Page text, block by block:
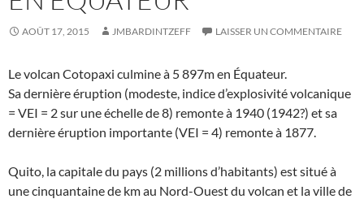
AOÛT 17, 2015 JMBARDINTZEFF LAISSER UN COMMENTAIRE
Le volcan Cotopaxi culmine à 5 897m en Équateur.
Sa dernière éruption (modeste, indice d’explosivité volcanique
= VEI = 2 sur une échelle de 8) remonte à 1940 (1942?) et sa
dernière éruption importante (VEI = 4) remonte à 1877.
Quito, la capitale du pays (2 millions d’habitants) est situé à
une cinquantaine de km au Nord-Ouest du volcan et la ville de